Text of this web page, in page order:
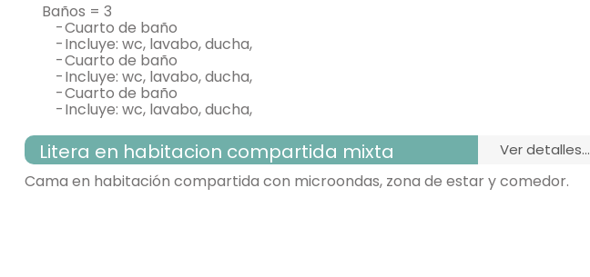
baños = 3
- cuarto de baño
- incluye: wc, lavabo, ducha,
- cuarto de baño
- incluye: wc, lavabo, ducha,
- cuarto de baño
- incluye: wc, lavabo, ducha,
Litera en habitacion compartida mixta ver detalles...
Cama en habitación compartida con microondas, zona de estar y comedor.